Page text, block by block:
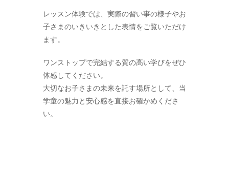
レッスン体験では、実際の習い事の様子やお
子さまのいきいきとした表情をご覧いただけ
ます。
ワンストップで完結する質の高い学びをぜひ
体感してください。
大切なお子さまの未来を託す場所として、当
学童の魅力と安心感を直接お確かめくださ
い。